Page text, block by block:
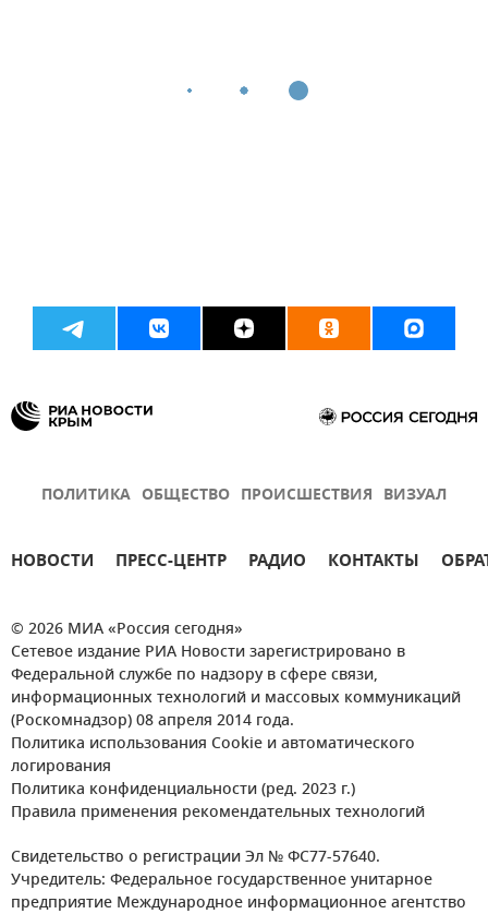
ПОЛИТИКА ОБЩЕСТВО ПРОИСШЕСТВИЯ ВИЗУАЛ
НОВОСТИ ПРЕСС-ЦЕНТР РАДИО КОНТАКТЫ
© 2026 МИА «Россия сегодня»
Сетевое издание РИА Новости зарегистрировано в
Федеральной службе по надзору в сфере связи,
информационных технологий и массовых коммуникаций
(Роскомнадзор) 08 апреля 2014 года.
Политика использования Cookie и автоматического
логирования
Политика конфиденциальности (ред. 2023 г.)
Правила применения рекомендательных технологий
Свидетельство о регистрации Эл № ФС77-57640.
Учредитель: Федеральное государственное унитарное
предприятие Международное информационное агентство